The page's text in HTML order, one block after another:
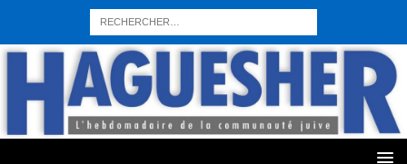
sohbet hattı numarası seks hattı numara istanbul escort bayanlar
sohbet hattı numaralar seks hattı numaralar"
numaraları sohbet hattı sex hattı telefonda seks numara sıcak sex
sohbet hattı canlı sohbet hatları sohbet numaraları
ucuz
sex sohbet hattı numaraları
yeni casino siteleri